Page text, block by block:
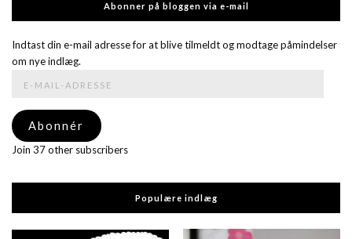
Abonner på bloggen via e-mail
Indtast din e-mail adresse for at blive tilmeldt og modtage påmindelser
om nye indlæg.
adresse
Abonnér
Join 37 other subscribers
Populære indlæg